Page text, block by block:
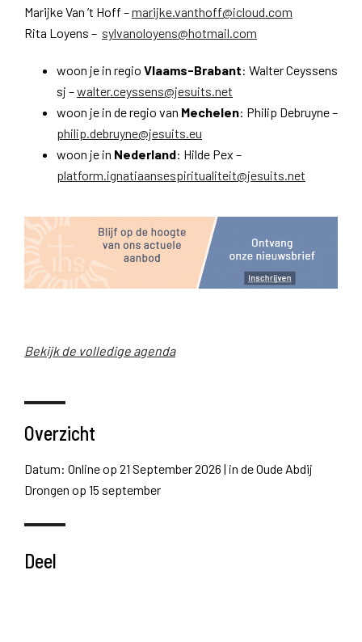
Marijke Van ’t Hoff –marijke.vanthoff@icloud.com
Rita Loyens – sylvanoloyens@hotmail.com
woon je in regio Vlaams-Brabant: Walter Ceyssens
sj –walter.ceyssens@jesuits.net
woon je in de regio van Mechelen: Philip Debruyne –
philip.debruyne@jesuits.eu
woon je in Nederland: Hilde Pex –
platform.ignatiaansespiritualiteit@jesuits.net
Bekijk de volledige agenda
Overzicht
Datum: Online op 21 September 2026 | in de Oude Abdij
Drongen op 15 september
Deel